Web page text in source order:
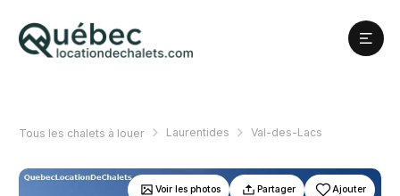
Tous les chalets à louer Laurentides Val-des-Lacs
Voir les photos Partager Ajouter